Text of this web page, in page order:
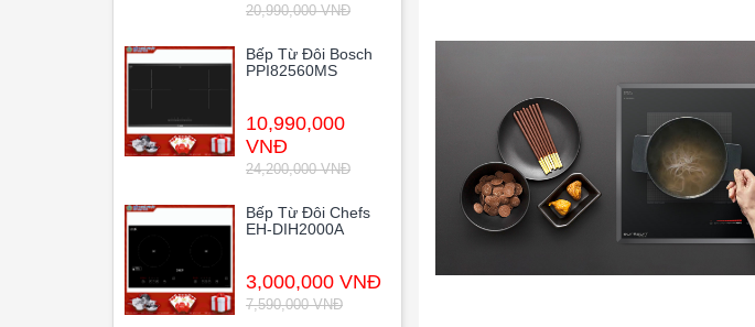
20,990,000 VNĐ
Bếp Từ Đôi Bosch
PPI82560MS
10,990,000
VNĐ
24,200,000 VNĐ
Bếp Từ Đôi Chefs
EH-DIH2000A
3,000,000 VNĐ
7,590,000 VNĐ